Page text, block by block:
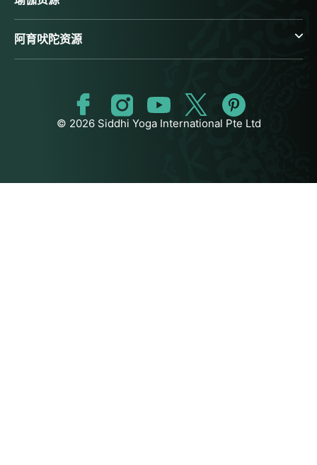
阿育吠陀资源
© 2026 Siddhi Yoga International Pte Ltd